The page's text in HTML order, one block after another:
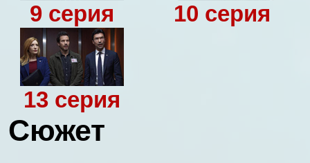
9 серия 10 серия
13 серия
Сюжет